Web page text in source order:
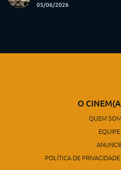
05/06/2026
O
QUEM
EQUIPE
POLÍTICA DE